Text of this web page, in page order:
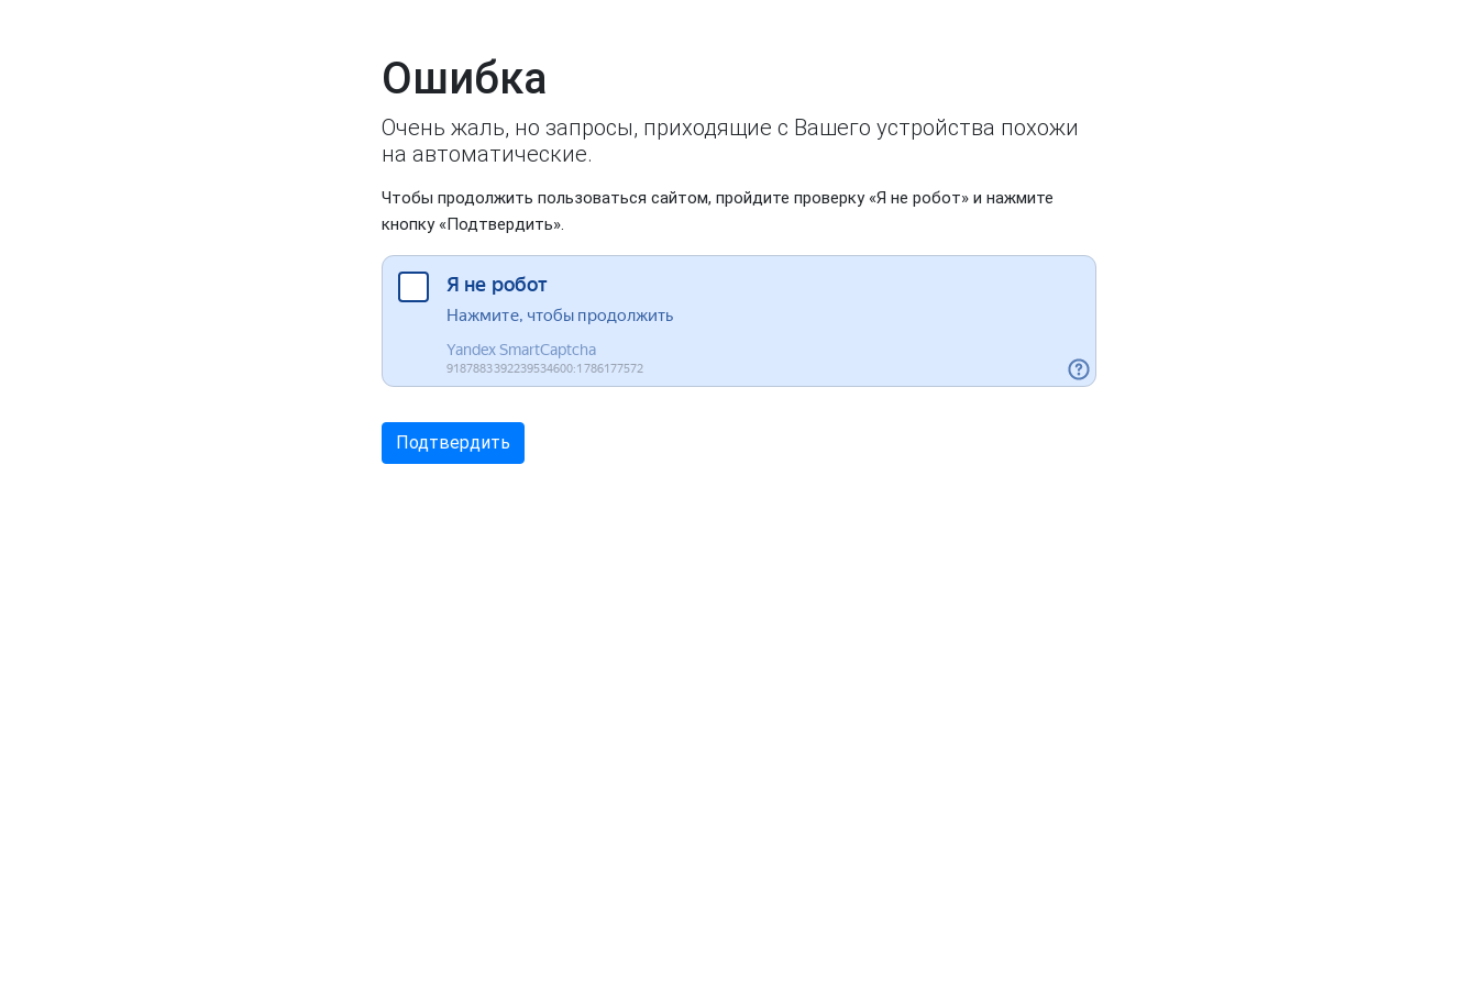
Ошибка
Очень жаль, но запросы, приходящие с Вашего устройства похожи
на автоматические.
Чтобы продолжить пользоваться сайтом, пройдите проверку «Я не робот» и нажмите
кнопку «Подтвердить».